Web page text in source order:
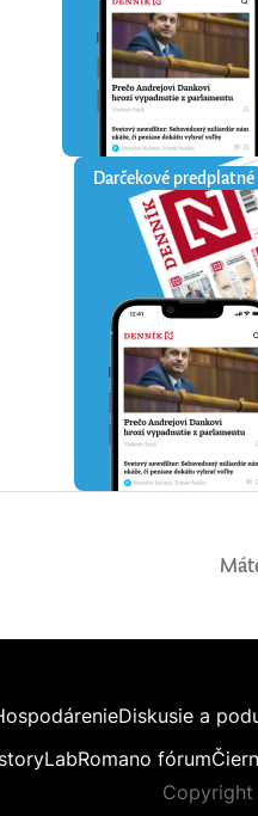
Darčekové predplatné
Diskusie a
Romano fórum